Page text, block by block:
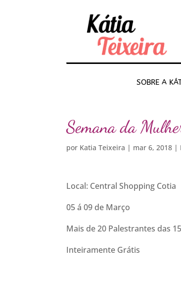
SOBRE A
Semana da
por Katia Teixeira | mar 6, 2018 |
Local: Central Shopping Cotia
05 á 09 de Março
Mais de 20 Palestrantes das
Inteiramente Grátis